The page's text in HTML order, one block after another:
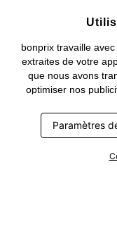
bonprix travaille
extraites de votre
que nous avons
optimiser nos
cadre, non
transmission de vos
nécessitent un
Paramètres